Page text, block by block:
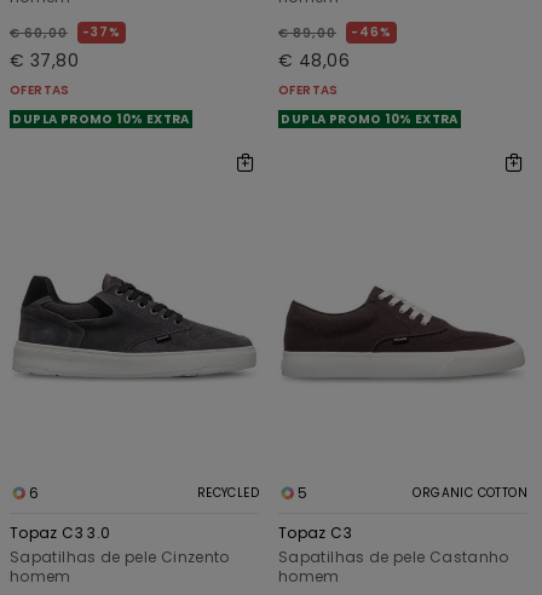
€ 60,00 37%
€ 37,80
OFERTAS
DUPLA PROMO 10% EXTRA
€ 89,00 46%
€ 48,06
OFERTAS
DUPLA PROMO 10% EXTRA
6 RECYCLED
Topaz C3 3.0
Sapatilhas de pele Cinzento
homem
5 ORGANIC COTTON
Topaz C3
Sapatilhas de pele Castanho
homem